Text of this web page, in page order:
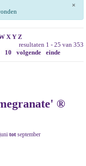
×
X Y Z
resultaten 1 - 25 van 353
10 volgende einde
®
tot september